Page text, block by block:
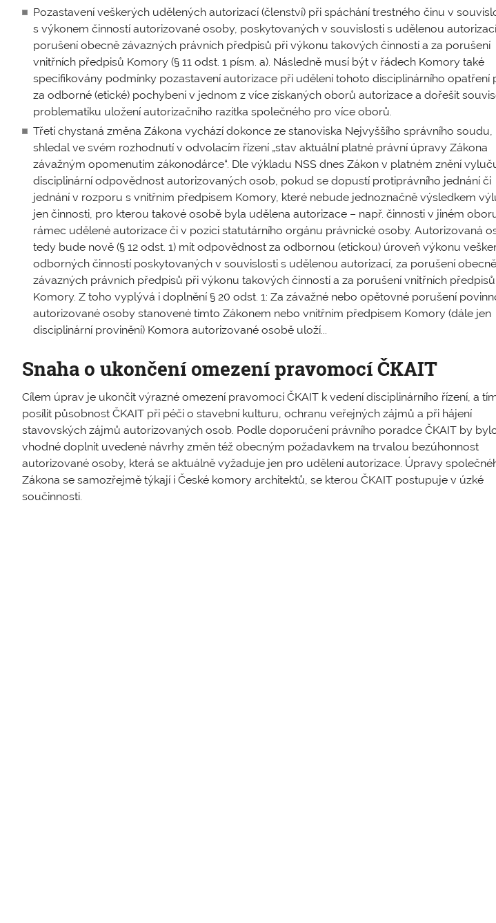
Pozastavení veškerých udělených autorizací (členství) při spáchání trestného činu v
s výkonem činností autorizované osoby, poskytovaných v souvislosti s udělenou
porušení obecně závazných právních předpisů při výkonu takových činností a za porušení
vnitřních předpisů Komory (§ 11 odst. 1 písm. a). Následně musí být v řádech Komory také
specifikovány podmínky pozastavení autorizace při udělení tohoto disciplinárního opatření
za odborné (etické) pochybení v jednom z více získaných oborů autorizace a dořešit
problematiku uložení autorizačního razítka společného pro více oborů.
Třetí chystaná změna Zákona vychází dokonce ze stanoviska Nejvyššího správního soudu,
shledal ve svém rozhodnutí v odvolacím řízení „stav aktuální platné právní úpravy Zákona
závažným opomenutím zákonodárce“. Dle výkladu NSS dnes Zákon v platném znění
disciplinární odpovědnost autorizovaných osob, pokud se dopustí protiprávního jednání či
jednání v rozporu s vnitřním předpisem Komory, které nebude jednoznačně výsledkem
jen činnosti, pro kterou takové osobě byla udělena autorizace – např. činnosti v jiném
rámec udělené autorizace či v pozici statutárního orgánu právnické osoby. Autorizovaná
tedy bude nově (§ 12 odst. 1) mít odpovědnost za odbornou (etickou) úroveň výkonu
odborných činností poskytovaných v souvislosti s udělenou autorizací, za porušení obecně
závazných právních předpisů při výkonu takových činností a za porušení vnitřních předpisů
Komory. Z toho vyplývá i doplnění § 20 odst. 1: Za ­závažné nebo opětovné porušení
autorizované osoby stanovené tímto Zákonem nebo vnitřním předpisem Komory (dále jen
disciplinární provinění) Komora autorizované osobě uloží...
Snaha o ukončení omezení pravomocí ČKAIT
Cílem úprav je ukončit výrazné omezení pravomocí ČKAIT k vedení disciplinárního řízení, a
posílit působnost ČKAIT při péči o stavební kulturu, ochranu veřejných zájmů a při hájení
stavovských zájmů autorizovaných osob. Podle doporučení právního poradce ČKAIT by
vhodné doplnit uvedené návrhy změn též obecným požadavkem na trvalou bezúhonnost
autorizované osoby, která se aktuálně vyžaduje jen pro udělení autorizace. Úpravy
Zákona se samozřejmě týkají i České komory architektů, se kterou ČKAIT postupuje v úzké
součinnosti.